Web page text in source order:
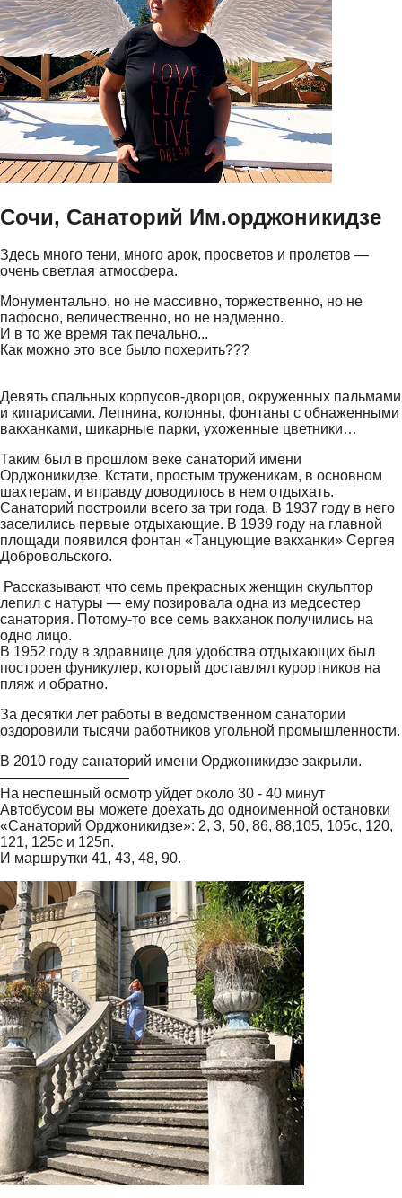
Сочи, Санаторий Им.орджоникидзе
Здесь много тени, много арок, просветов и пролетов —
очень светлая атмосфера.
Монументально, но не массивно, торжественно, но не
пафосно, величественно, но не надменно.
И в то же время так печально...
Как можно это все было похерить???
Девять спальных корпусов-дворцов, окруженных пальмами
и кипарисами. Лепнина, колонны, фонтаны с обнаженными
вакханками, шикарные парки, ухоженные цветники…
Таким был в прошлом веке санаторий имени
Орджоникидзе. Кстати, простым труженикам, в основном
шахтерам, и вправду доводилось в нем отдыхать.
Санаторий построили всего за три года. В 1937 году в него
заселились первые отдыхающие. В 1939 году на главной
площади появился фонтан «Танцующие вакханки» Сергея
Добровольского.
Рассказывают, что семь прекрасных женщин скульптор
лепил с натуры — ему позировала одна из медсестер
санатория. Потому-то все семь вакханок получились на
одно лицо.
В 1952 году в здравнице для удобства отдыхающих был
построен фуникулер, который доставлял курортников на
пляж и обратно.
За десятки лет работы в ведомственном санатории
оздоровили тысячи работников угольной промышленности.
В 2010 году санаторий имени Орджоникидзе закрыли.
—————————
На неспешный осмотр уйдет около 30 - 40 минут
Автобусом вы можете доехать до одноименной остановки
«Санаторий Орджоникидзе»: 2, 3, 50, 86, 88,105, 105с, 120,
121, 125с и 125п.
И маршрутки 41, 43, 48, 90.